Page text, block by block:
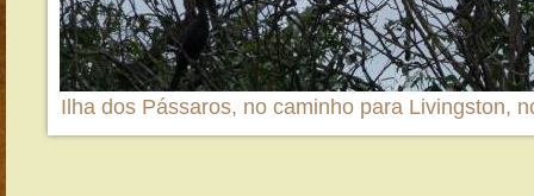
Ilha dos Pássaros, no caminho para Livingston,